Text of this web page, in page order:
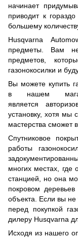
начинает
приводит к
большему
Husqvarna
предметы. Вам
предметов,
газонокосилки и
Вы можете купить
в нашем
является
установку, хотя мы
мастерства сможет
Спутниковое
работы
многих местах,
станцией, но она
покровом
объекта. Если вы не
перед покупкой
дилеру Husqvarna
Исходя из нашего